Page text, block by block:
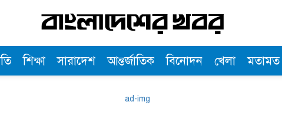
শিক্ষা সারাদেশ আন্তর্জাতিক বিনোদন খেলা মতামত